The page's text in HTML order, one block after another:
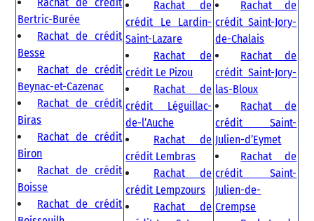
Rachat de crédit
Bertric-Burée
Rachat de crédit
Besse
Rachat de crédit
Beynac-et-Cazenac
Rachat de crédit
Biras
Rachat de crédit
Biron
Rachat de crédit
Boisse
Rachat de crédit
Rachat de
crédit Le Lardin-
Saint-Lazare
Rachat de
crédit Le Pizou
Rachat de
crédit Léguillac-
de-l’Auche
Rachat de
crédit Lembras
Rachat de
crédit Lempzours
Rachat de
Rachat de
crédit Saint-Jory-
de-Chalais
Rachat de
crédit Saint-Jory-
las-Bloux
Rachat de
crédit Saint-
Julien-d’Eymet
Rachat de
crédit Saint-
Julien-de-
Crempse